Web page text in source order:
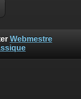
Webmestre